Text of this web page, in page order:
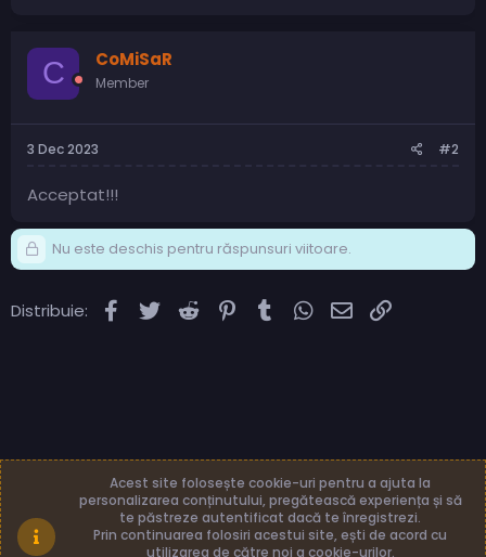
C CoMiSaR
Member
3 Dec 2023 #2
Acceptat!!!
Nu este deschis pentru răspunsuri viitoare.
Distribuie: Facebook
TwitterReddit PinterestTumblrWhatsApp
Email
Română (RO)
Termeni și reguli
Politică de confidențialitate
Ajutor Acasă
Acest site folosește cookie-uri pentru a ajuta la
personalizarea conținutului, pregătească experiența și să
te păstreze autentificat dacă te înregistrezi.
Prin continuarea folosiri acestui site, ești de acord cu
utilizarea de către noi a cookie-urilor.